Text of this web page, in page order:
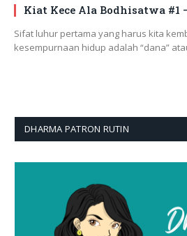
Kiat Kece Ala Bodhisatwa #1
Sifat luhur pertama yang harus kita
kesempurnaan hidup adalah “dana”
DHARMA PATRON RUTIN